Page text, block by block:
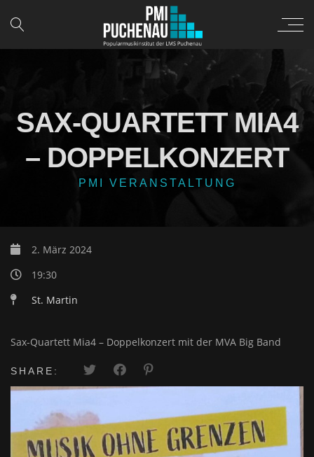
SAX-QUARTETT MIA4
– DOPPELKONZERT
PMI VERANSTALTUNG
2. März 2024
19:30
St. Martin
Sax-Quartett Mia4 – Doppelkonzert mit der MVA Big Band
SHARE: